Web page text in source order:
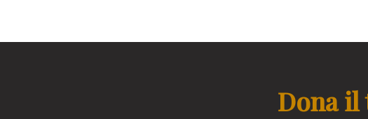
Dona il